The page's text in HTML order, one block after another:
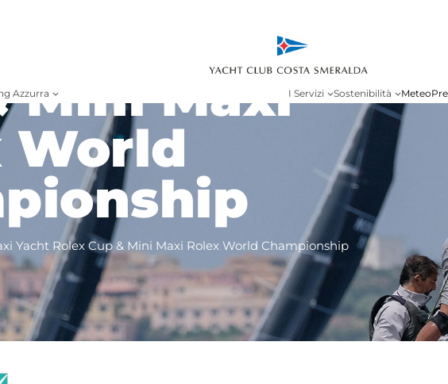
Azzurra I Servizi Sostenibilità Meteo
Rolex
Mini Maxi
World
Yacht Rolex Cup & Mini Maxi Rolex World Championship